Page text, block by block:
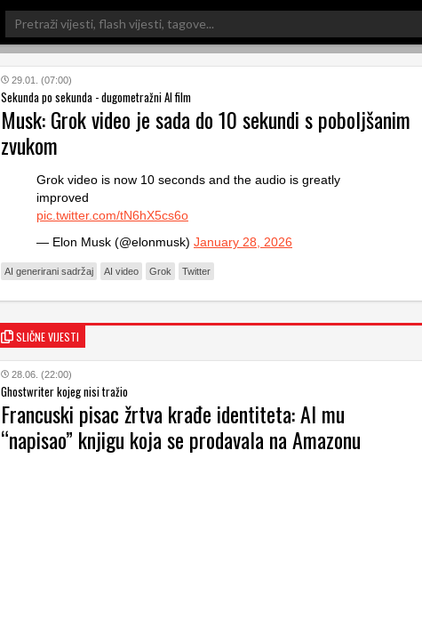
Search
for:
29.01. (07:00)
Sekunda po sekunda - dugometražni AI film
Musk: Grok video je sada do 10 sekundi s poboljšanim
zvukom
Grok video is now 10 seconds and the audio is greatly
improved
pic.twitter.com/tN6hX5cs6o
— Elon Musk (@elonmusk) January 28, 2026
AI generirani sadržaj AI video Grok Twitter
SLIČNE VIJESTI
28.06. (22:00)
Ghostwriter kojeg nisi tražio
Francuski pisac žrtva krađe identiteta: AI mu
“napisao” knjigu koja se prodavala na Amazonu